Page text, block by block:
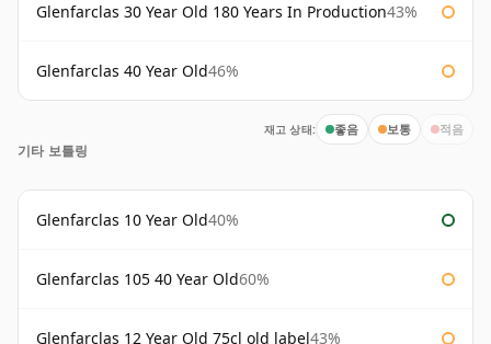
Glenfarclas 30 Year Old 180 Years In Production43%
Glenfarclas 40 Year Old46%
재고 상태: 좋음 보통 적음
기타 보틀링
Glenfarclas 10 Year Old40%
Glenfarclas 105 40 Year Old60%
Glenfarclas 12 Year Old 75cl old label43%